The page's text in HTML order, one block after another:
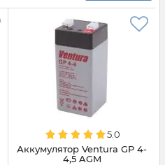
5.0
Аккумулятор Ventura GP 4-
4,5 AGM